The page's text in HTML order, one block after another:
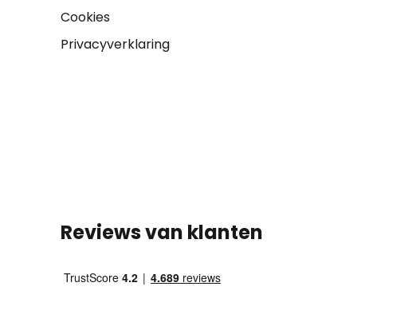
Cookies
Privacyverklaring
Reviews van klanten